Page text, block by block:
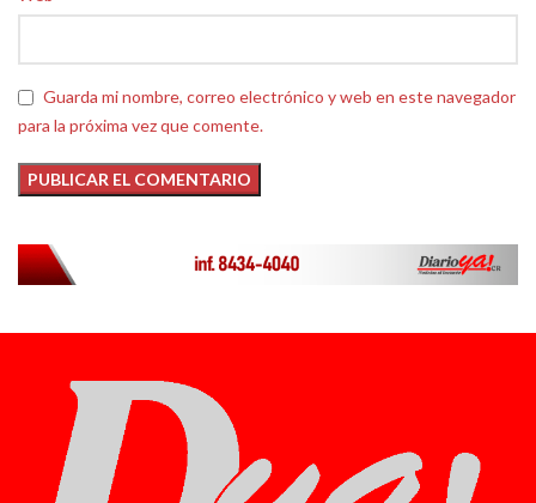
Guarda mi nombre, correo electrónico y web en este navegador
para la próxima vez que comente.